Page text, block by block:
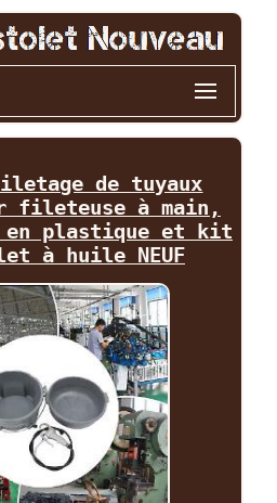
de tuyaux
fileteuse à main,
en plastique et kit
à huile NEUF